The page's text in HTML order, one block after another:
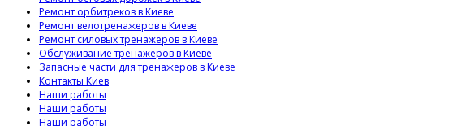
Ремонт орбитреков в Киеве
Ремонт велотренажеров в Киеве
Ремонт силовых тренажеров в Киеве
Обслуживание тренажеров в Киеве
Запасные части для тренажеров в Киеве
Контакты Киев
Наши работы
Наши работы
Наши работы